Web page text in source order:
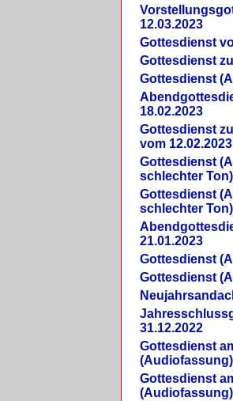
12.03.2023
Gottesdienst
Gottesdienst
Gottesdienst
18.02.2023
Gottesdienst
vom 12.02.2023
Gottesdienst
schlechter
Gottesdienst
schlechter
21.01.2023
Gottesdienst
Gottesdienst
31.12.2022
Gottesdienst
Gottesdienst